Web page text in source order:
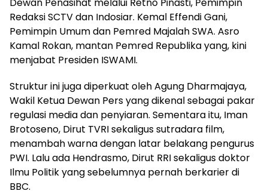
Redaksi SCTV dan Indosiar. Kemal Effendi Gani,
Pemimpin Umum dan Pemred Majalah SWA. Asro
Kamal Rokan, mantan Pemred Republika yang, kini
menjabat Presiden ISWAMI.
Struktur ini juga diperkuat oleh Agung Dharmajaya,
Wakil Ketua Dewan Pers yang dikenal sebagai pakar
regulasi media dan penyiaran. Sementara itu, Iman
Brotoseno, Dirut TVRI sekaligus sutradara film,
menambah warna dengan latar belakang pengurus
PWI. Lalu ada Hendrasmo, Dirut RRI sekaligus doktor
Ilmu Politik yang sebelumnya pernah berkarier di
BBC.